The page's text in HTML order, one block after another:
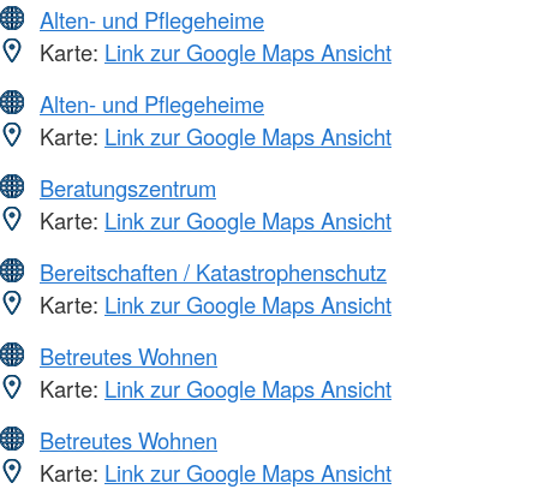
Alten- und Pflegeheime
Karte: Link zur Google Maps Ansicht
Alten- und Pflegeheime
Karte: Link zur Google Maps Ansicht
Beratungszentrum
Karte: Link zur Google Maps Ansicht
Bereitschaften / Katastrophenschutz
Karte: Link zur Google Maps Ansicht
Betreutes Wohnen
Karte: Link zur Google Maps Ansicht
Betreutes Wohnen
Karte: Link zur Google Maps Ansicht